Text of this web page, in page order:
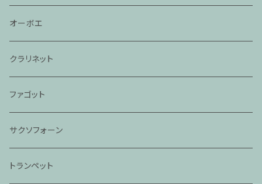
オーボエ
クラリネット
ファゴット
サクソフォーン
トランペット